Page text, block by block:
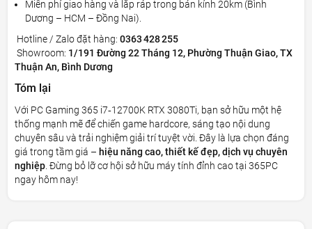
Miễn phí giao hàng và lắp ráp trong bán kính 20km (Bình
Dương – HCM – Đồng Nai).
Hotline / Zalo đặt hàng:0363 428 255
Showroom: 1/191 Đường 22 Tháng 12, Phường Thuận Giao, TX
Thuận An, Bình Dương
Tóm lại
Với PC Gaming 365 i7‑12700K RTX 3080Ti, bạn sở hữu một hệ
thống mạnh mẽ để chiến game hardcore, sáng tạo nội dung
chuyên sâu và trải nghiệm giải trí tuyệt vời. Đây là lựa chọn đáng
giá trong tầm giá – hiệu năng cao, thiết kế đẹp, dịch vụ chuyên
nghiệp . Đừng bỏ lỡ cơ hội sở hữu máy tính đỉnh cao tại 365PC
ngay hôm nay!